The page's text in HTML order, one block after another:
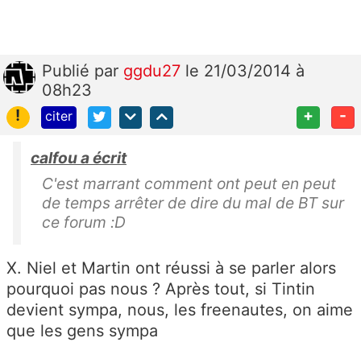
Publié par ggdu27 le 21/03/2014 à
08h23
!
citer + -
calfou a écrit
C'est marrant comment ont peut en peut
de temps arrêter de dire du mal de BT sur
ce forum :D
X. Niel et Martin ont réussi à se parler alors
pourquoi pas nous ? Après tout, si Tintin
devient sympa, nous, les freenautes, on aime
que les gens sympa